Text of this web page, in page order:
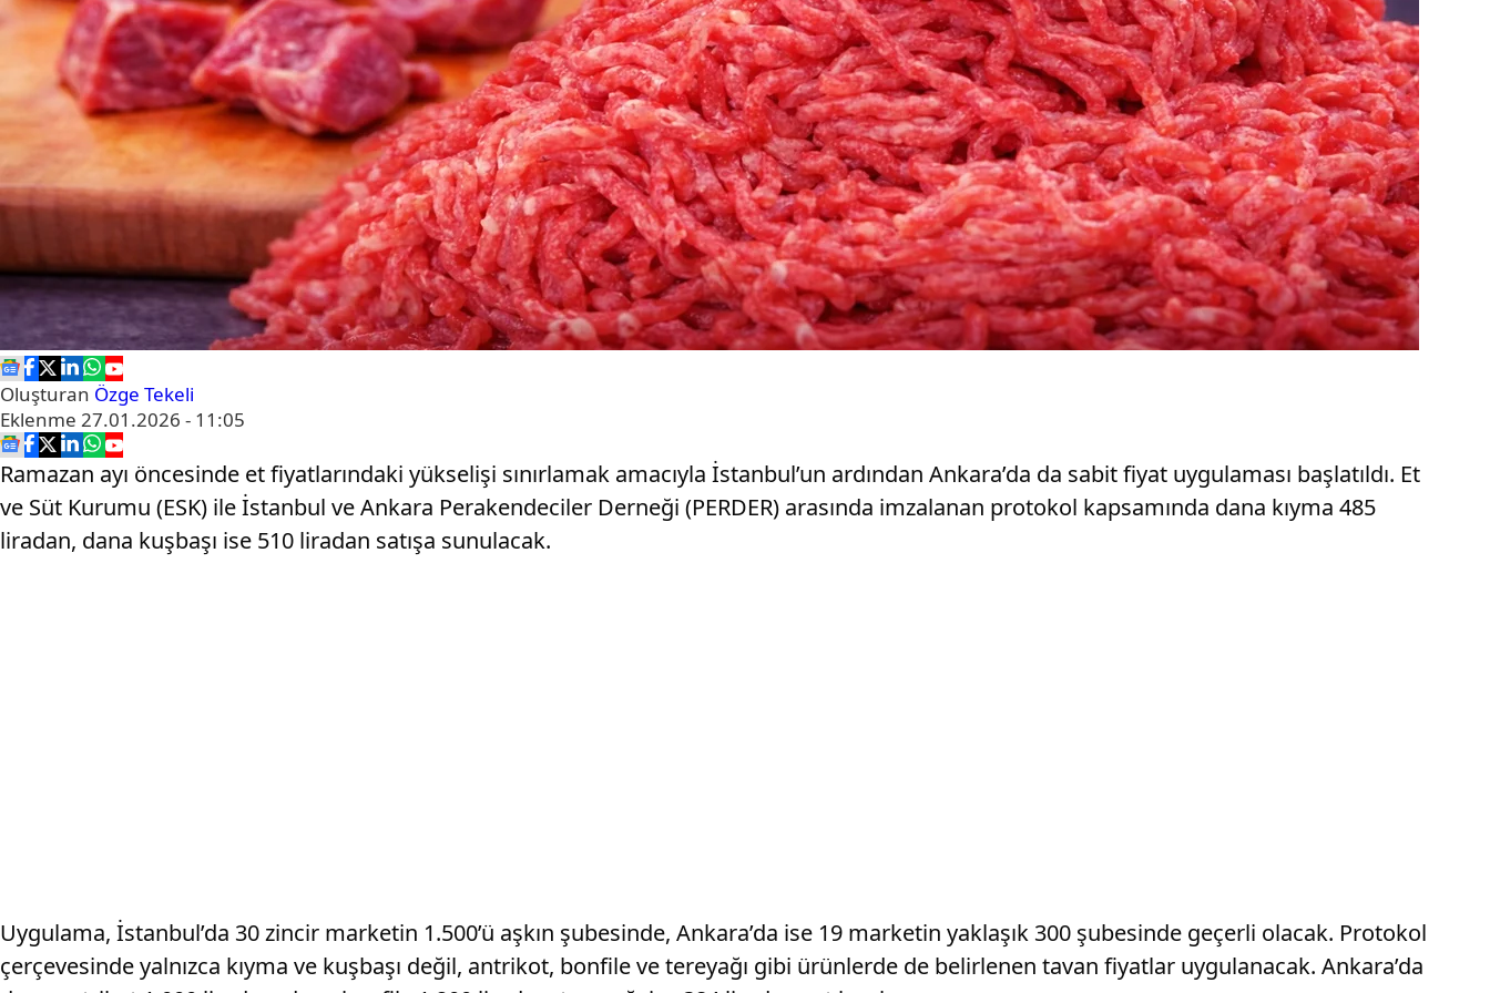
Oluşturan Özge Tekeli
Eklenme 27.01.2026 - 11:05
Ramazan ayı öncesinde et fiyatlarındaki yükselişi sınırlamak amacıyla İstanbul’un ardından Ankara’da da sabit fiyat uygulaması başlatıldı. Et
ve Süt Kurumu (ESK) ile İstanbul ve Ankara Perakendeciler Derneği (PERDER) arasında imzalanan protokol kapsamında dana kıyma 485
liradan, dana kuşbaşı ise 510 liradan satışa sunulacak.
Uygulama, İstanbul’da 30 zincir marketin 1.500’ü aşkın şubesinde, Ankara’da ise 19 marketin yaklaşık 300 şubesinde geçerli olacak. Protokol
çerçevesinde yalnızca kıyma ve kuşbaşı değil, antrikot, bonfile ve tereyağı gibi ürünlerde de belirlenen tavan fiyatlar uygulanacak. Ankara’da